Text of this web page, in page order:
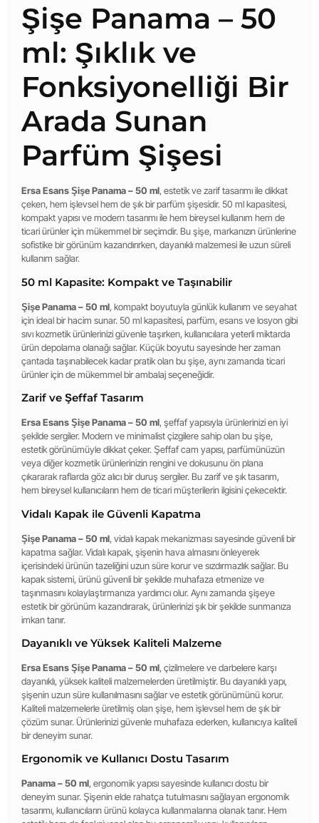
Şişe Panama – 50
ml: Şıklık ve
Fonksiyonelliği Bir
Arada Sunan
Parfüm Şişesi
Ersa Esans Şişe Panama – 50 ml, estetik ve zarif tasarımı ile dikkat
çeken, hem işlevsel hem de şık bir parfüm şişesidir. 50 ml kapasitesi,
kompakt yapısı ve modern tasarımı ile hem bireysel kullanım hem de
ticari ürünler için mükemmel bir seçimdir. Bu şişe, markanızın ürünlerine
sofistike bir görünüm kazandırırken, dayanıklı malzemesi ile uzun süreli
kullanım sağlar.
50 ml Kapasite: Kompakt ve Taşınabilir
Şişe Panama – 50 ml, kompakt boyutuyla günlük kullanım ve seyahat
için ideal bir hacim sunar. 50 ml kapasitesi, parfüm, esans ve losyon gibi
sıvı kozmetik ürünlerinizi güvenle taşırken, kullanıcılara yeterli miktarda
ürün depolama olanağı sağlar. Küçük boyutu sayesinde her zaman
çantada taşınabilecek kadar pratik olan bu şişe, aynı zamanda ticari
ürünler için de mükemmel bir ambalaj seçeneğidir.
Zarif ve Şeffaf Tasarım
Ersa Esans Şişe Panama – 50 ml, şeffaf yapısıyla ürünlerinizi en iyi
şekilde sergiler. Modern ve minimalist çizgilere sahip olan bu şişe,
estetik görünümüyle dikkat çeker. Şeffaf cam yapısı, parfümünüzün
veya diğer kozmetik ürünlerinizin rengini ve dokusunu ön plana
çıkararak raflarda göz alıcı bir duruş sergiler. Bu zarif ve şık tasarım,
hem bireysel kullanıcıların hem de ticari müşterilerin ilgisini çekecektir.
Vidalı Kapak ile Güvenli Kapatma
Şişe Panama – 50 ml, vidalı kapak mekanizması sayesinde güvenli bir
kapatma sağlar. Vidalı kapak, şişenin hava almasını önleyerek
içerisindeki ürünün tazeliğini uzun süre korur ve sızdırmazlık sağlar. Bu
kapak sistemi, ürünü güvenli bir şekilde muhafaza etmenize ve
taşınmasını kolaylaştırmanıza yardımcı olur. Aynı zamanda şişeye
estetik bir görünüm kazandırarak, ürünlerinizi şık bir şekilde sunmanıza
imkan tanır.
Dayanıklı ve Yüksek Kaliteli Malzeme
Ersa Esans Şişe Panama – 50 ml, çizilmelere ve darbelere karşı
dayanıklı, yüksek kaliteli malzemelerden üretilmiştir. Bu dayanıklı yapı,
şişenin uzun süre kullanılmasını sağlar ve estetik görünümünü korur.
Kaliteli malzemelerle üretilmiş olan şişe, hem işlevsel hem de şık bir
çözüm sunar. Ürünlerinizi güvenle muhafaza ederken, kullanıcıya kaliteli
bir deneyim sunar.
Ergonomik ve Kullanıcı Dostu Tasarım
Panama – 50 ml, ergonomik yapısı sayesinde kullanıcı dostu bir
deneyim sunar. Şişenin elde rahatça tutulmasını sağlayan ergonomik
tasarımı, kullanıcıların ürünü kolayca kullanmalarına olanak tanır. Hem